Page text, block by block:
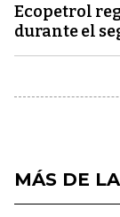
Ecopetrol
durante el
MÁS DE